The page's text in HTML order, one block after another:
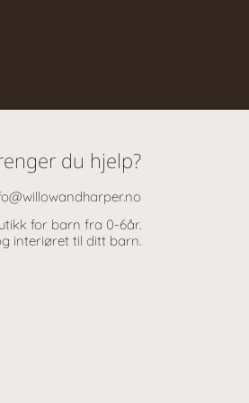
du hjelp?
for barn fra 0-6år.
interiøret til ditt barn.